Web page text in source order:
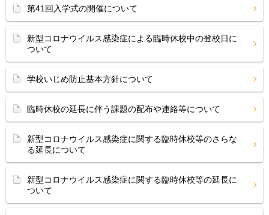
第41回入学式の開催について
新型コロナウイルス感染症による臨時休校中の登校日に
ついて
学校いじめ防止基本方針について
臨時休校の延長に伴う課題の配布や連絡等について
新型コロナウイルス感染症に関する臨時休校等のさらな
る延長について
新型コロナウイルス感染症に関する臨時休校等の延長に
ついて